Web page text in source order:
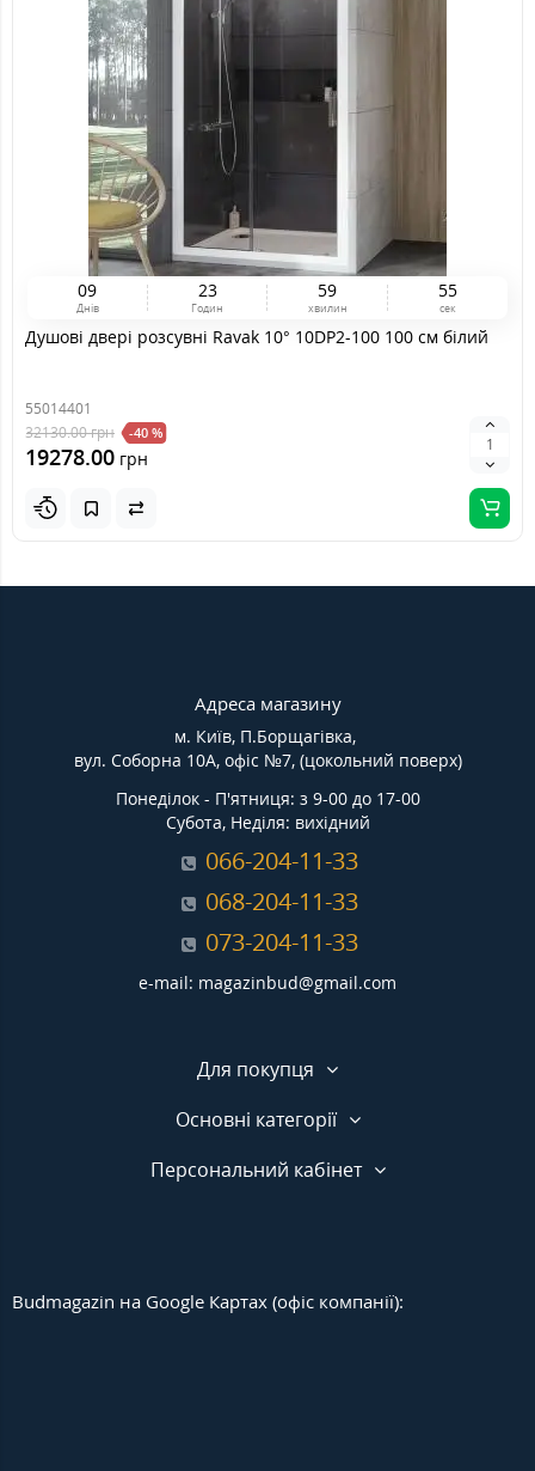
09
Днів
23
Годин
59
хвилин
54
сек
Душові двері розсувні Ravak 10° 10DP2-100 100 см білий
55014401
32130.00грн -40 %
19278.00 грн
Адреса магазину
м. Київ, П.Борщагівка,
вул. Соборна 10А, офіс №7, (цокольний поверх)
Понеділок - П'ятниця: з 9-00 до 17-00
Субота, Неділя: вихідний
066-204-11-33
068-204-11-33
073-204-11-33
e-mail: magazinbud@gmail.com
Для покупця
Основні категорії
Персональний кабінет
Budmagazin на Google Картах (офіс компанії):